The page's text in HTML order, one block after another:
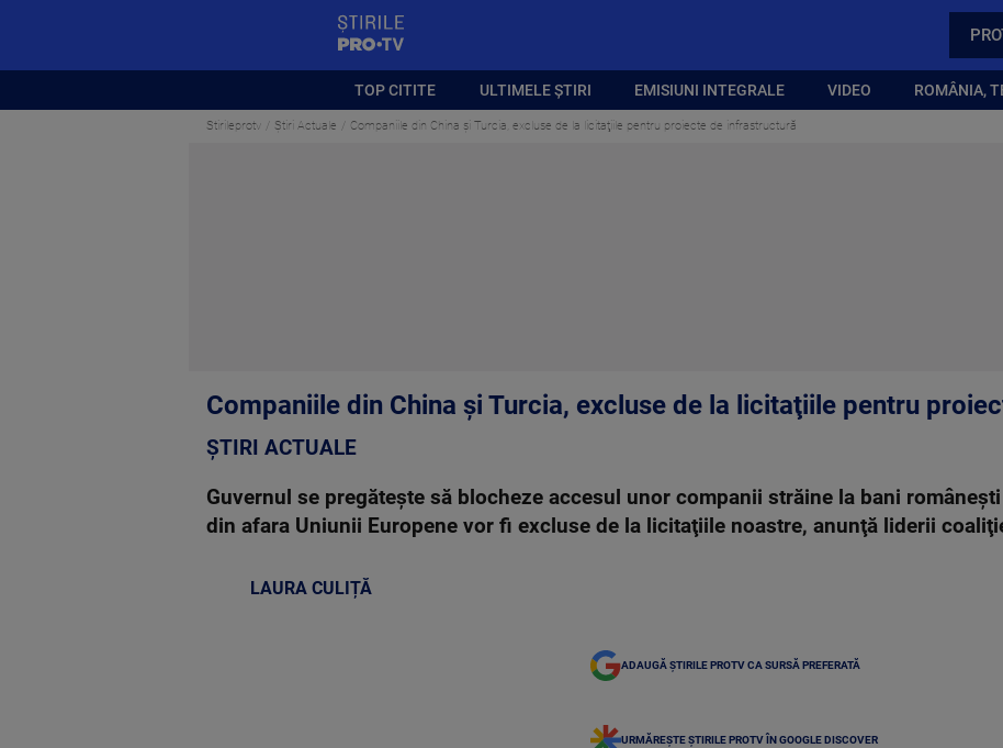
TOP CITITE ULTIMELE ȘTIRI EMISIUNI INTEGRALE VIDEO ROMÂNIA,
Stirileprotv Știri Actuale Companiile din China și Turcia, excluse de la licitaţiile pentru proiecte de infrastructură
Companiile din China și Turcia, excluse de la licitaţiile pentru
ȘTIRI ACTUALE
Guvernul se pregăteşte să blocheze accesul unor companii străine la bani
din afara Uniunii Europene vor fi excluse de la licitaţiile noastre, anunţă liderii
LAURA CULIȚĂ
ADAUGĂ ȘTIRILE PROTV CA SURSĂ PREFERATĂ
URMĂREȘTE ȘTIRILE PROTV ÎN GOOGLE DISCOVER